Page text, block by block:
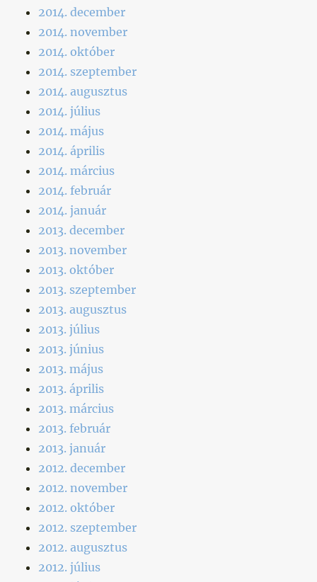
2014. december
2014. november
2014. október
2014. szeptember
2014. augusztus
2014. július
2014. május
2014. április
2014. március
2014. február
2014. január
2013. december
2013. november
2013. október
2013. szeptember
2013. augusztus
2013. július
2013. június
2013. május
2013. április
2013. március
2013. február
2013. január
2012. december
2012. november
2012. október
2012. szeptember
2012. augusztus
2012. július